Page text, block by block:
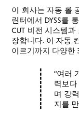
이 회사는 자동 롤
린터에서 DYSS를
CUT 비전 시스템
장합니다. 이 자동
이르기까지 다양한
여러
력보
며 강
지를